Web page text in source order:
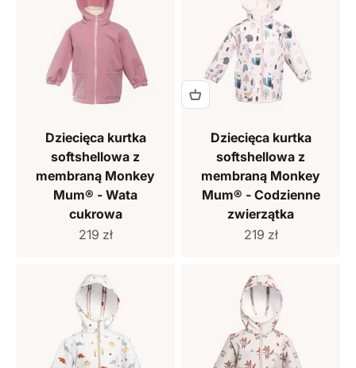
Dziecięca kurtka
softshellowa z
membraną Monkey
Mum® - Wata
cukrowa
Cena sprzedaży
219 zł
Dziecięca kurtka
softshellowa z
membraną Monkey
Mum® - Codzienne
zwierzątka
Cena sprzedaży
219 zł